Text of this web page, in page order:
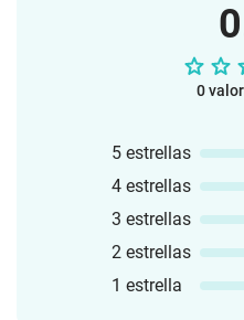
0
5 estrellas
4 estrellas
3 estrellas
2 estrellas
1 estrella